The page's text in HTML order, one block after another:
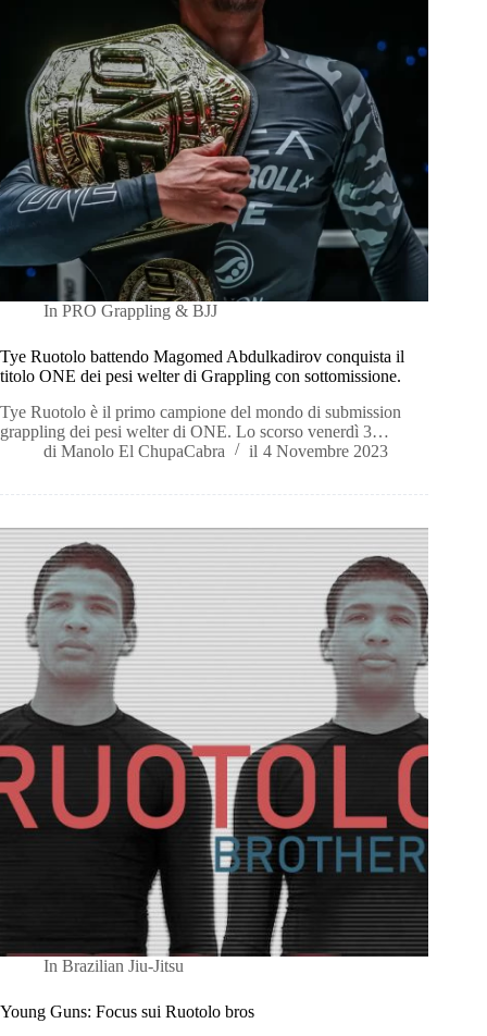
In PRO Grappling & BJJ
Tye Ruotolo battendo Magomed Abdulkadirov conquista il
titolo ONE dei pesi welter di Grappling con sottomissione.
Tye Ruotolo è il primo campione del mondo di submission
grappling dei pesi welter di ONE. Lo scorso venerdì 3…
di Manolo El ChupaCabra il 4 Novembre 2023
In Brazilian Jiu-Jitsu
Young Guns: Focus sui Ruotolo bros